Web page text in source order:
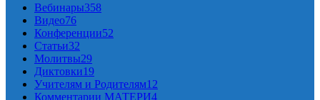
Вебинары358
Видео76
Конференции52
Статьи32
Молитвы29
Диктовки19
Учителям и Родителям12
Комментарии МАТЕРИ4